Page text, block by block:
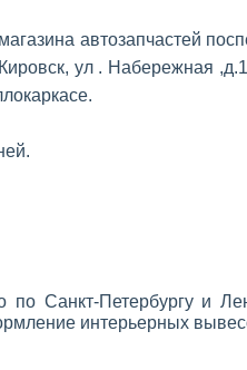
автозапчастей
ул . Набережная
Санкт-Петербургу и
интерьерных